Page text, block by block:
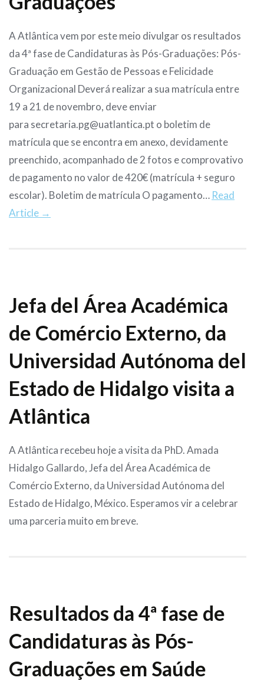
A Atlântica vem por este meio divulgar os resultados
da 4ª fase de Candidaturas às Pós-Graduações: Pós-
Graduação em Gestão de Pessoas e Felicidade
Organizacional Deverá realizar a sua matrícula entre
19 a 21 de novembro, deve enviar
para secretaria.pg@uatlantica.pt o boletim de
matrícula que se encontra em anexo, devidamente
preenchido, acompanhado de 2 fotos e comprovativo
de pagamento no valor de 420€ (matrícula + seguro
escolar). Boletim de matrícula O pagamento… Read
Article →
Jefa del Área Académica
de Comércio Externo, da
Universidad Autónoma del
Estado de Hidalgo visita a
Atlântica
A Atlântica recebeu hoje a visita da PhD. Amada
Hidalgo Gallardo, Jefa del Área Académica de
Comércio Externo, da Universidad Autónoma del
Estado de Hidalgo, México. Esperamos vir a celebrar
uma parceria muito em breve.
Resultados da 4ª fase de
Candidaturas às Pós-
Graduações em Saúde